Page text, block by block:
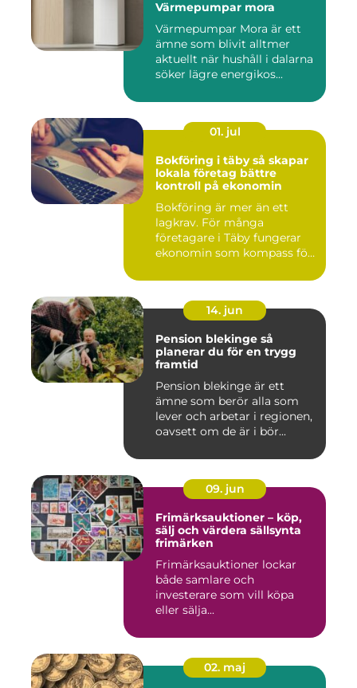
Värmepumpar mora
Värmepumpar Mora är ett
ämne som blivit alltmer
aktuellt när hushåll i dalarna
söker lägre energikos...
01. jul
Bokföring i täby så skapar
lokala företag bättre
kontroll på ekonomin
Bokföring är mer än ett
lagkrav. För många
företagare i Täby fungerar
ekonomin som kompass för
14. jun
Pension blekinge så
planerar du för en trygg
framtid
Pension blekinge är ett
ämne som berör alla som
lever och arbetar i regionen,
oavsett om de är i bör...
09. jun
Frimärksauktioner – köp,
sälj och värdera sällsynta
frimärken
Frimärksauktioner lockar
både samlare och
investerare som vill köpa
eller sälja...
02. maj